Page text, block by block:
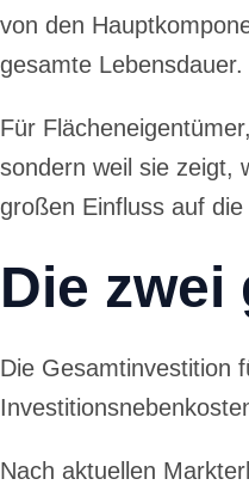
von den
gesamte Lebensdauer.
Für
sondern weil sie zeigt,
großen Einfluss auf
Die
Die Gesamtinvestition
Nach aktuellen